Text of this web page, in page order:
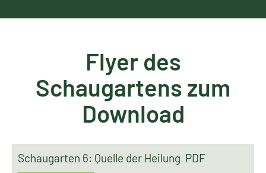
Flyer des
Schaugartens zum
Download
Schaugarten 6: Quelle der Heilung PDF